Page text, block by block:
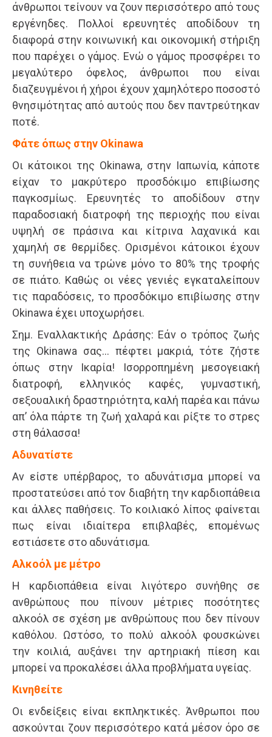
άνθρωποι τείνουν να ζουν περισσότερο από τους
εργένηδες. Πολλοί ερευνητές αποδίδουν τη
διαφορά στην κοινωνική και οικονομική στήριξη
που παρέχει ο γάμος. Ενώ ο γάμος προσφέρει το
μεγαλύτερο όφελος, άνθρωποι που είναι
διαζευγμένοι ή χήροι έχουν χαμηλότερο ποσοστό
θνησιμότητας από αυτούς που δεν παντρεύτηκαν
ποτέ.
Φάτε όπως στην Okinawa
Οι κάτοικοι της Okinawa, στην Ιαπωνία, κάποτε
είχαν το μακρύτερο προσδόκιμο επιβίωσης
παγκοσμίως. Ερευνητές το αποδίδουν στην
παραδοσιακή διατροφή της περιοχής που είναι
υψηλή σε πράσινα και κίτρινα λαχανικά και
χαμηλή σε θερμίδες. Ορισμένοι κάτοικοι έχουν
τη συνήθεια να τρώνε μόνο το 80% της τροφής
σε πιάτο. Καθώς οι νέες γενιές εγκαταλείπουν
τις παραδόσεις, το προσδόκιμο επιβίωσης στην
Okinawa έχει υποχωρήσει.
Σημ. Εναλλακτικής Δράσης: Εάν ο τρόπος ζωής
της Okinawa σας… πέφτει μακριά, τότε ζήστε
όπως στην Ικαρία! Ισορροπημένη μεσογειακή
διατροφή, ελληνικός καφές, γυμναστική,
σεξουαλική δραστηριότητα, καλή παρέα και πάνω
απ’ όλα πάρτε τη ζωή χαλαρά και ρίξτε το στρες
στη θάλασσα!
Αδυνατίστε
Αν είστε υπέρβαρος, το αδυνάτισμα μπορεί να
προστατεύσει από τον διαβήτη την καρδιοπάθεια
και άλλες παθήσεις. Το κοιλιακό λίπος φαίνεται
πως είναι ιδιαίτερα επιβλαβές, επομένως
εστιάσετε στο αδυνάτισμα.
Αλκοόλ με μέτρο
Η καρδιοπάθεια είναι λιγότερο συνήθης σε
ανθρώπους που πίνουν μέτριες ποσότητες
αλκοόλ σε σχέση με ανθρώπους που δεν πίνουν
καθόλου. Ωστόσο, το πολύ αλκοόλ φουσκώνει
την κοιλιά, αυξάνει την αρτηριακή πίεση και
μπορεί να προκαλέσει άλλα προβλήματα υγείας.
Κινηθείτε
Οι ενδείξεις είναι εκπληκτικές. Άνθρωποι που
ασκούνται ζουν περισσότερο κατά μέσον όρο σε